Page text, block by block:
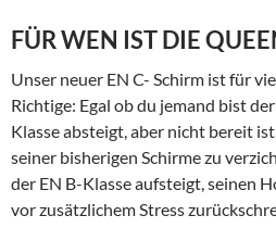
FÜR WEN IST DIE
Unser neuer EN C- Schirm ist für
Richtige: Egal ob du jemand bist
Klasse absteigt, aber nicht bereit
seiner bisherigen Schirme zu
der EN B-Klasse aufsteigt, seinen
vor zusätzlichem Stress